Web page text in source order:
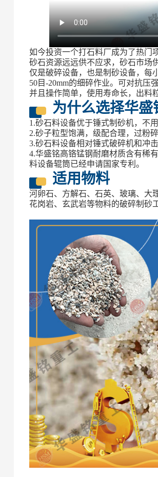
如今投资一个打石料厂成为了热门
砂石资源远远供不应求，砂石市场
仅是破碎设备，也是制砂设备，每
50目-20mm的细碎作业。可对抗压
并且操作简单，使用寿命长，出料
为什么选择华盛
1.砂石料设备优于锤式制砂机，不
2.砂子粒型饱满，级配合理，过粉
3.砂石料设备相对锤式破碎机和冲
4.华盛铭高铬锰钢耐磨材质含有稀
料设备辊筒已经申请国家专利。
适用物料
河卵石、方解石、石英、玻璃、大
花岗岩、玄武岩等物料的破碎制砂